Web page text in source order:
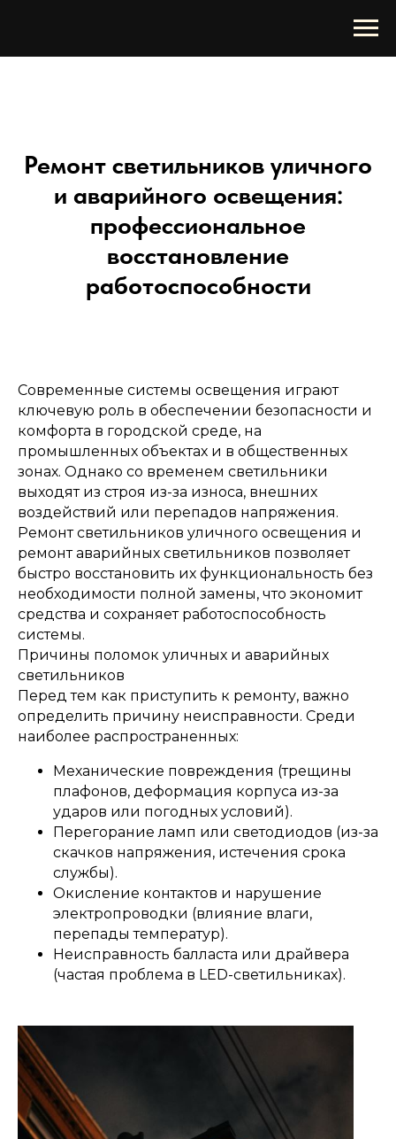
Ремонт светильников уличного
и аварийного освещения:
профессиональное
восстановление
работоспособности
Современные системы освещения играют
ключевую роль в обеспечении безопасности и
комфорта в городской среде, на
промышленных объектах и в общественных
зонах. Однако со временем светильники
выходят из строя из-за износа, внешних
воздействий или перепадов напряжения.
Ремонт светильников уличного освещения и
ремонт аварийных светильников позволяет
быстро восстановить их функциональность без
необходимости полной замены, что экономит
средства и сохраняет работоспособность
системы.
Причины поломок уличных и аварийных
светильников
Перед тем как приступить к ремонту, важно
определить причину неисправности. Среди
наиболее распространенных:
Механические повреждения (трещины
плафонов, деформация корпуса из-за
ударов или погодных условий).
Перегорание ламп или светодиодов (из-за
скачков напряжения, истечения срока
службы).
Окисление контактов и нарушение
электропроводки (влияние влаги,
перепады температур).
Неисправность балласта или драйвера
(частая проблема в LED-светильниках).